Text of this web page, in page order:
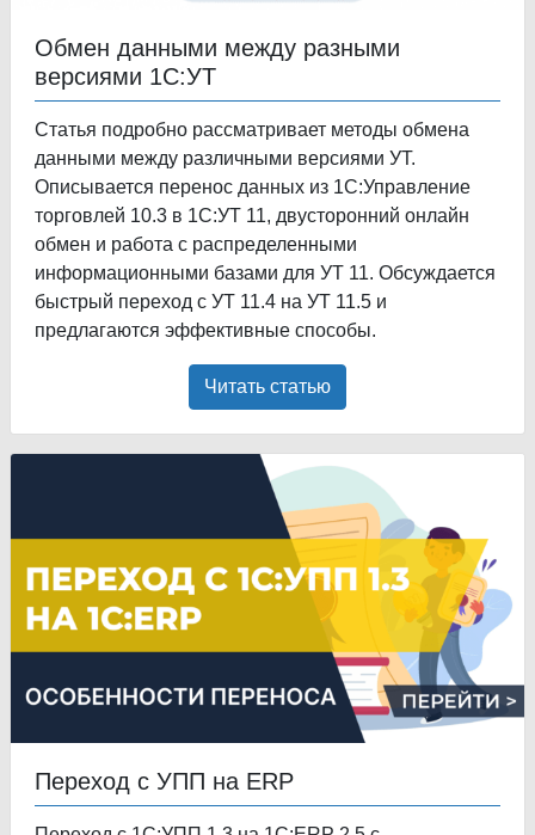
Обмен данными между разными
версиями 1С:УТ
Статья подробно рассматривает методы обмена
данными между различными версиями УТ.
Описывается перенос данных из 1С:Управление
торговлей 10.3 в 1С:УТ 11, двусторонний онлайн
обмен и работа с распределенными
информационными базами для УТ 11. Обсуждается
быстрый переход с УТ 11.4 на УТ 11.5 и
предлагаются эффективные способы.
Читать статью
Переход с УПП на ERP